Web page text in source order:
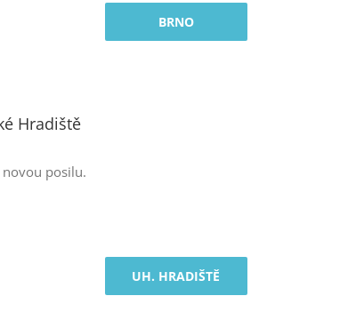
BRNO
Hradiště
posilu.
UH. HRADIŠTĚ